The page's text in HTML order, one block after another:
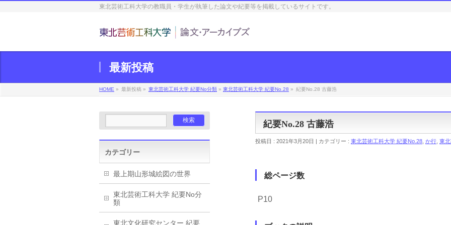
東北芸術工科大学の教職員・学生が執筆した論文や紀要等を掲載しているサイトです。
最新投稿
HOME » 最新投稿 » 東北芸術工科大学 紀要No分類 » 東北芸術工科大学 紀要No.28 » 紀要No.28 古藤浩
紀要No.28 古藤浩
投稿日 : 2021年3月20日 | カテゴリー : 東北芸術工科大学 紀要No.28 か行 東
総ページ数
P10
カテゴリー
最上期山形城絵図の世界
東北芸術工科大学 紀要No分
類
東北文化研究センター 紀要